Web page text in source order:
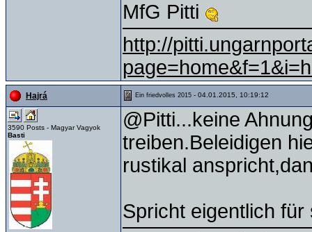
MfG Pitti
http://
Hajrá Ein friedvolles 2015 - 04.01.2015, 10:19:12
3590 Posts - Magyar Vagyok
Basti
@Pitti...keine
treiben.Beleidigen
rustikal
Spricht eigentlich für